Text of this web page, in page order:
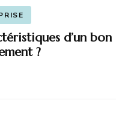
d’un bon
?